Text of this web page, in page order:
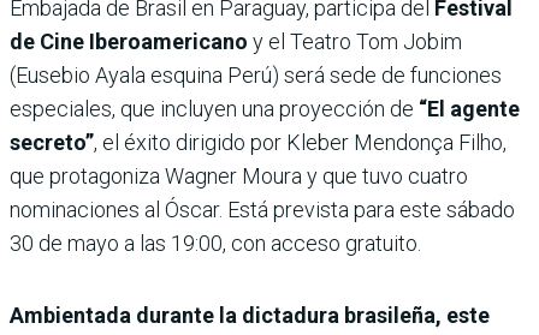
Embajada de Brasil en Paraguay, participa del Festival
de Cine Iberoamericano y el Teatro Tom Jobim
(Eusebio Ayala esquina Perú) será sede de funciones
especiales, que incluyen una proyección de “El agente
secreto”, el éxito dirigido por Kleber Mendonça Filho,
que protagoniza Wagner Moura y que tuvo cuatro
nominaciones al Óscar. Está prevista para este sábado
30 de mayo a las 19:00, con acceso gratuito.
Ambientada durante la dictadura brasileña, este